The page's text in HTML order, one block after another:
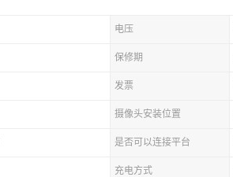
电压
保修期
发票
摄像头安装位置
是否可以连接平台
充电方式